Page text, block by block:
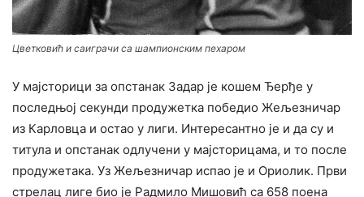
Цветковић и саиграчи са шампионским пехаром
У мајсторици за опстанак Задар је кошем Ђерђе у
последњој секунди продужетка победио Жељезничар
из Карловца и остао у лиги. Интересантно је и да су и
титула и опстанак одлучени у мајсторицама, и то после
продужетака. Уз Жељезничар испао је и Ориолик. Први
стрелац лиге био је Радмило Мишовић са 658 поена